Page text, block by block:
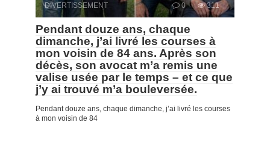
DIVERTISSEMENT 0 311
Pendant douze ans, chaque
dimanche, j’ai livré les courses à
mon voisin de 84 ans. Après son
décès, son avocat m’a remis une
valise usée par le temps – et ce que
j’y ai trouvé m’a bouleversée.
Pendant douze ans, chaque dimanche, j’ai livré les courses
à mon voisin de 84